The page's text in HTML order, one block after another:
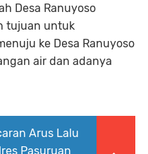
Desa Ranuyoso
tujuan untuk
ke Desa Ranuyoso
air dan adanya
Arus Lalu
Pasuruan